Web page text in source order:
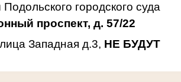
городского суда
проспект, д. 57/22
Западная д.3, НЕ БУДУТ